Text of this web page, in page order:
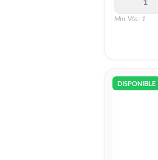
Min. Vta.: 1
DISPONIBLE